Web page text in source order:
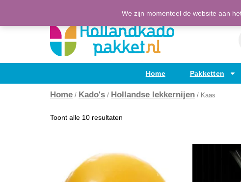
We zijn momenteel de website aan
(H)Eerlijke Hollandse producten
Home Pakketten
Home / Kado's / Hollandse lekkernijen / Kaas
Toont alle 10 resultaten